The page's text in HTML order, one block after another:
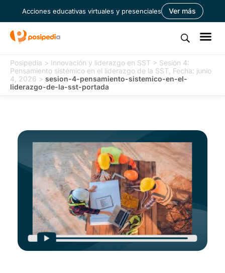
Acciones educativas virtuales y presenciales Ver más
Posipedia > Innovación y liderazgo en SST > Sesión 4:
Pensamiento sistémico en el liderazgo de la SST, Fecha: junio
4, 2026 > sesion-4-pensamiento-sistemico-en-el-
liderazgo-de-la-sst-portada